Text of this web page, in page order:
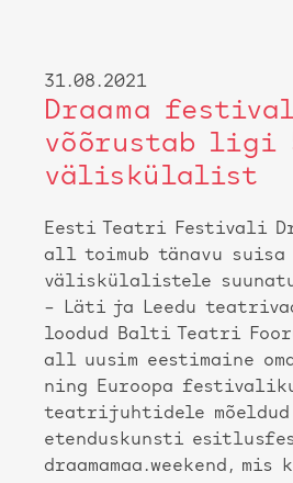
31.08.2021
Draama festival
võõrustab ligi
väliskülalist
Eesti Teatri Festivali
all toimub tänavu suisa
väliskülalistele
– Läti ja Leedu
loodud Balti Teatri
all uusim eestimaine
ning Euroopa
teatrijuhtidele
etenduskunsti
draamamaa.weekend, mis